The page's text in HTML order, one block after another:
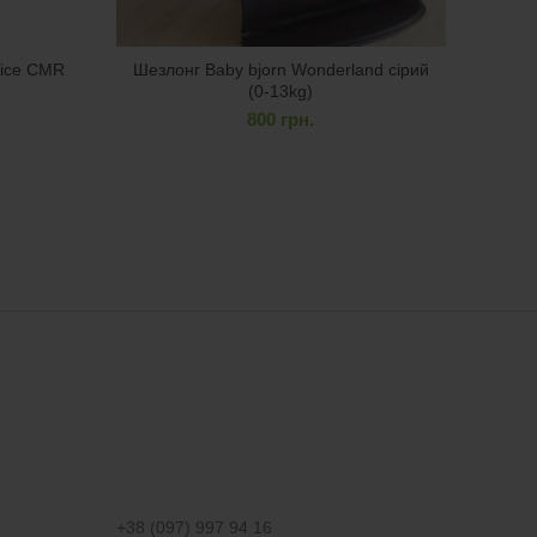
CMR
Шезлонг Baby bjorn Wonderland сірий
(0-13kg)
800 грн.
+38 (097) 997 94 16